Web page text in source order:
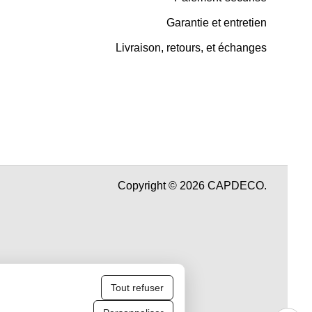
Garantie et entretien
Livraison, retours, et échanges
Copyright © 2026 CAPDECO.
Tout refuser